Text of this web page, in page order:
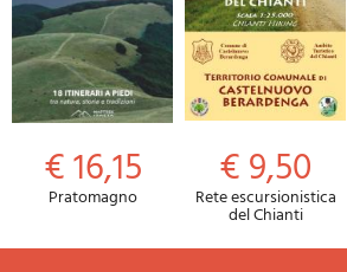
€ 16,15
Pratomagno
€ 9,50
Rete escursionistica
del Chianti